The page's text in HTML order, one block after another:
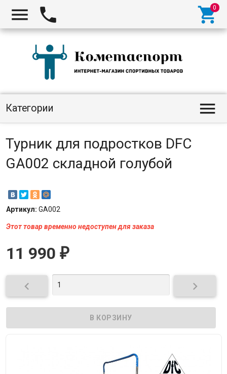
  
Категории 
Турник для подростков DFC
GA002 складной голубой
Артикул: GA002
Этот товар временно недоступен для заказа
11 990 ₽
 